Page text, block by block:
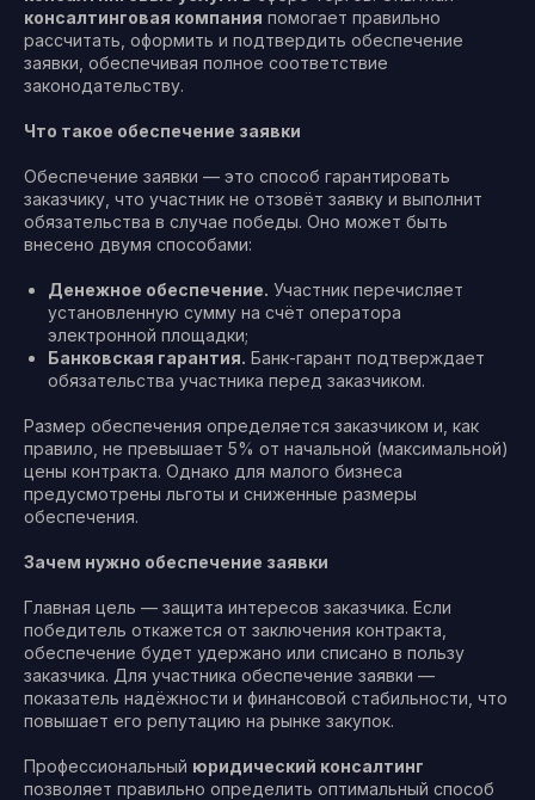
консалтинговая компания помогает правильно
рассчитать, оформить и подтвердить обеспечение
заявки, обеспечивая полное соответствие
законодательству.
Что такое обеспечение заявки
Обеспечение заявки — это способ гарантировать
заказчику, что участник не отзовёт заявку и выполнит
обязательства в случае победы. Оно может быть
внесено двумя способами:
Денежное обеспечение. Участник перечисляет
установленную сумму на счёт оператора
электронной площадки;
Банковская гарантия. Банк-гарант подтверждает
обязательства участника перед заказчиком.
Размер обеспечения определяется заказчиком и, как
правило, не превышает 5% от начальной (максимальной)
цены контракта. Однако для малого бизнеса
предусмотрены льготы и сниженные размеры
обеспечения.
Зачем нужно обеспечение заявки
Главная цель — защита интересов заказчика. Если
победитель откажется от заключения контракта,
обеспечение будет удержано или списано в пользу
заказчика. Для участника обеспечение заявки —
показатель надёжности и финансовой стабильности, что
повышает его репутацию на рынке закупок.
Профессиональный юридический консалтинг
позволяет правильно определить оптимальный способ